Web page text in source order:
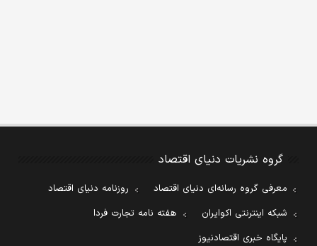
گروه نشریات دنیای اقتصاد
معرفی گروه رسانه‌ای دنیای اقتصاد
روزنامه دنیای اقتصاد
شبکه اینترنتی اکوایران
هفته نامه تجارت فردا
پایگاه خبری اقتصادنیوز